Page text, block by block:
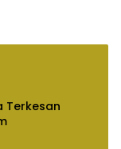
Terkesan